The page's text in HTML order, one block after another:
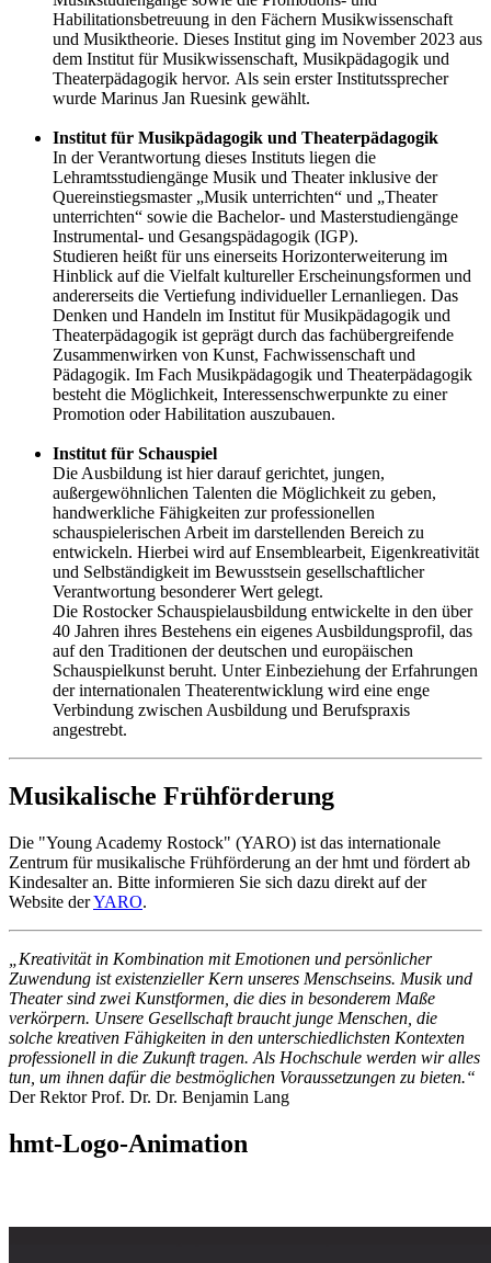
Habilitationsbetreuung in den Fächern Musikwissenschaft
und Musiktheorie. Dieses Institut ging im November 2023 aus
dem Institut für Musikwissenschaft, Musikpädagogik und
Theaterpädagogik hervor. Als sein erster Institutssprecher
wurde Marinus Jan Ruesink gewählt.
Institut für Musikpädagogik und Theaterpädagogik
In der Verantwortung dieses Instituts liegen die
Lehramtsstudiengänge Musik und Theater inklusive der
Quereinstiegsmaster „Musik unterrichten“ und „Theater
unterrichten“ sowie die Bachelor- und Masterstudiengänge
Instrumental- und Gesangspädagogik (IGP).
Studieren heißt für uns einerseits Horizonterweiterung im
Hinblick auf die Vielfalt kultureller Erscheinungsformen und
andererseits die Vertiefung individueller Lernanliegen. Das
Denken und Handeln im Institut für Musikpädagogik und
Theaterpädagogik ist geprägt durch das fachübergreifende
Zusammenwirken von Kunst, Fachwissenschaft und
Pädagogik. Im Fach Musikpädagogik und Theaterpädagogik
besteht die Möglichkeit, Interessenschwerpunkte zu einer
Promotion oder Habilitation auszubauen.
Institut für Schauspiel
Die Ausbildung ist hier darauf gerichtet, jungen,
außergewöhnlichen Talenten die Möglichkeit zu geben,
handwerkliche Fähigkeiten zur professionellen
schauspielerischen Arbeit im darstellenden Bereich zu
entwickeln. Hierbei wird auf Ensemblearbeit, Eigenkreativität
und Selbständigkeit im Bewusstsein gesellschaftlicher
Verantwortung besonderer Wert gelegt.
Die Rostocker Schauspielausbildung entwickelte in den über
40 Jahren ihres Bestehens ein eigenes Ausbildungsprofil, das
auf den Traditionen der deutschen und europäischen
Schauspielkunst beruht. Unter Einbeziehung der Erfahrungen
der internationalen Theaterentwicklung wird eine enge
Verbindung zwischen Ausbildung und Berufspraxis
angestrebt.
Musikalische Frühförderung
Die "Young Academy Rostock" (YARO) ist das internationale
Zentrum für musikalische Frühförderung an der hmt und fördert ab
Kindesalter an. Bitte informieren Sie sich dazu direkt auf der
Website derYARO.
„Kreativität in Kombination mit Emotionen und persönlicher
Zuwendung ist existenzieller Kern unseres Menschseins. Musik und
Theater sind zwei Kunstformen, die dies in besonderem Maße
verkörpern. Unsere Gesellschaft braucht junge Menschen, die
solche kreativen Fähigkeiten in den unterschiedlichsten Kontexten
professionell in die Zukunft tragen. Als Hochschule werden wir alles
tun, um ihnen dafür die bestmöglichen Voraussetzungen zu bieten.“
Der Rektor Prof. Dr. Dr. Benjamin Lang
hmt-Logo-Animation